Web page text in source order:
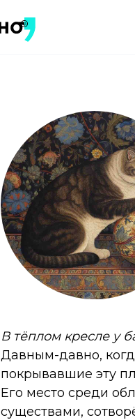
В тёплом кресле у
Давным-давно,
покрывавшие эту
Его место среди
существами,